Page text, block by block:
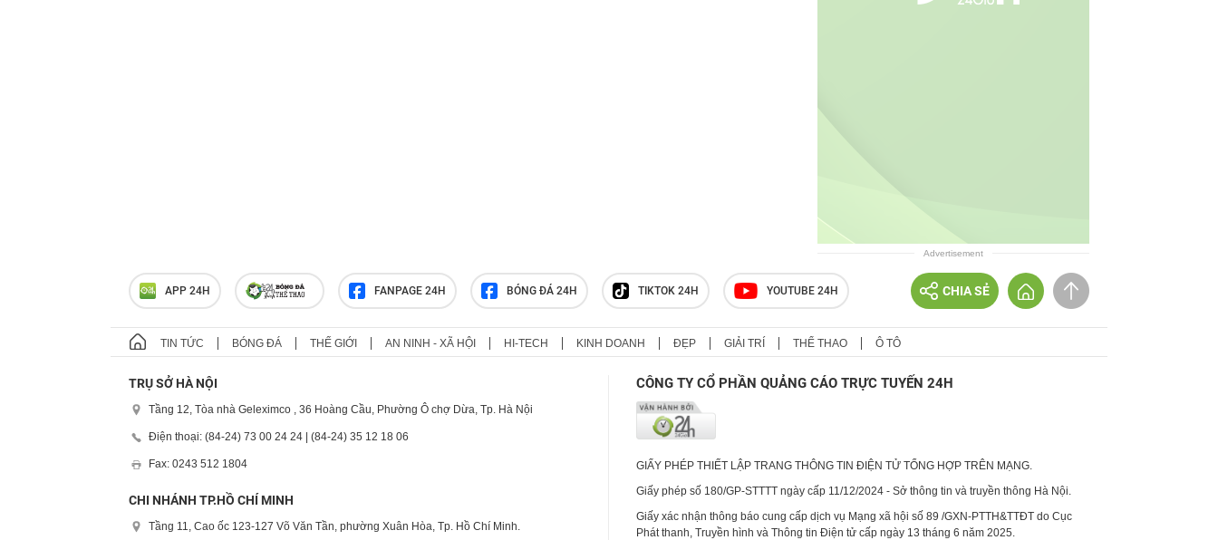
Advertisement
APP 24H FANPAGE 24H BÓNG ĐÁ 24H TIKTOK 24H YOUTUBE 24H CHIA SẺ
TIN TỨC BÓNG ĐÁ THẾ GIỚI AN NINH - XÃ HỘI HI-TECH KINH DOANH ĐẸP GIẢI TRÍ THỂ THAO Ô TÔ
TRỤ SỞ HÀ NỘI
Tầng 12, Tòa nhà Geleximco , 36 Hoàng Cầu, Phường Ô chợ Dừa, Tp. Hà Nội
Điện thoại: (84-24) 73 00 24 24 | (84-24) 35 12 18 06
Fax: 0243 512 1804
CHI NHÁNH TP.HỒ CHÍ MINH
Tầng 11, Cao ốc 123-127 Võ Văn Tần, phường Xuân Hòa, Tp. Hồ Chí Minh.
CÔNG TY CỔ PHẦN QUẢNG CÁO TRỰC TUYẾN 24H
GIẤY PHÉP THIẾT LẬP TRANG THÔNG TIN ĐIỆN TỬ TỔNG HỢP TRÊN MẠNG.
Giấy phép số 180/GP-STTTT ngày cấp 11/12/2024 - Sở thông tin và truyền thông Hà Nội.
Giấy xác nhận thông báo cung cấp dịch vụ Mạng xã hội số 89 /GXN-PTTH&TTĐT do Cục
Phát thanh, Truyền hình và Thông tin Điện tử cấp ngày 13 tháng 6 năm 2025.